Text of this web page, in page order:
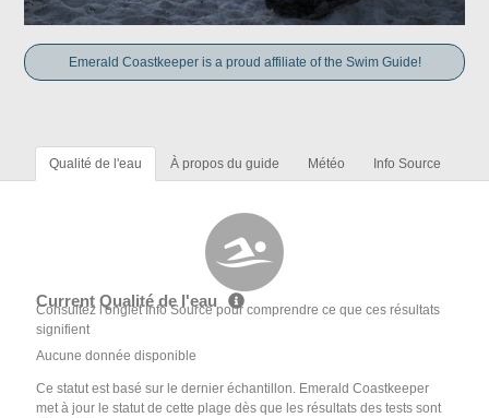
Emerald Coastkeeper is a proud affiliate of the Swim Guide!
Qualité de l'eau À propos du guide Météo Info Source
Current Qualité de l'eau
Consultez l'onglet Info Source pour comprendre ce que ces résultats
signifient
Aucune donnée disponible
Ce statut est basé sur le dernier échantillon. Emerald Coastkeeper
met à jour le statut de cette plage dès que les résultats des tests sont